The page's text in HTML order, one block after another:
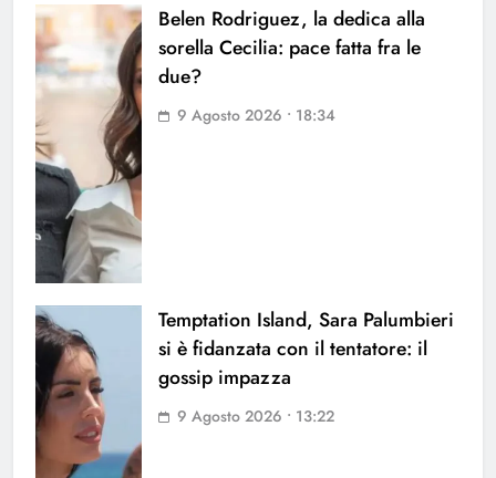
Belen Rodriguez, la dedica alla
sorella Cecilia: pace fatta fra le
due?
9 Agosto 2026 • 18:34
Temptation Island, Sara Palumbieri
si è fidanzata con il tentatore: il
gossip impazza
9 Agosto 2026 • 13:22